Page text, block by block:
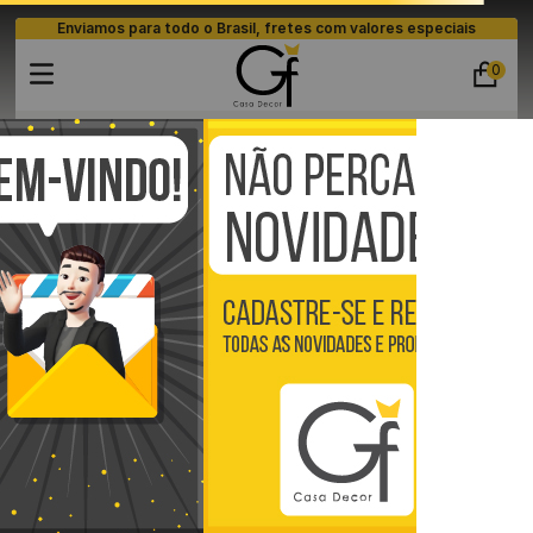
Enviamos para todo o Brasil, fretes com valores especiais
0
Buscar
TERMOS MAIS BUSCADOS
1 piso
2º banheiro
3º quarto
4 cozinha
5
6º infantil
papel parede
8 piso vinílico click
persianas Pisos Vinílico Placas 3D